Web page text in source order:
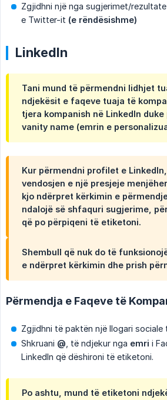
Zgjidhni një nga sugjerimet/
e Twitter-it (e rëndësishme)
LinkedIn
Tani mund të përmendni lidhjet
ndjekësit e faqeve tuaja të
tjera kompanish në LinkedIn
vanity name (emrin e
Kur përmendni profilet e
vendosjen e një presjeje
kjo ndërpret kërkimin e
ndalojë së shfaquri sugjerime,
që po përpiqeni të etiketoni.
Shembull që nuk do të
e ndërpret kërkimin dhe prish
Përmendja e Faqeve të
Zgjidhni të paktën një llogari sociale
Shkruani @ , të ndjekur nga emri i
LinkedIn që dëshironi të etiketoni.
Po ashtu, mund të etiketoni